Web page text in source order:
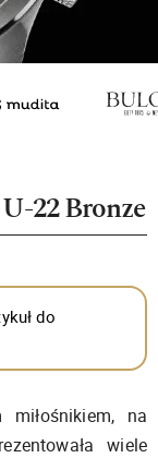
22 Bronze
do
na
wiele